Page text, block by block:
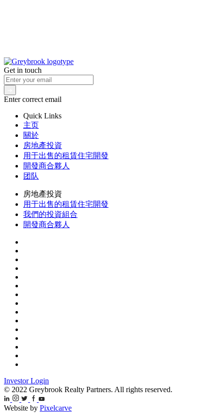
Get in touch
Enter correct email
Quick Links
主页
關於
房地產投資
用于出售的租賃住宅開發
開發商合夥人
团队
房地產投資
用于出售的租賃住宅開發
我們的投資組合
開發商合夥人
Investor Login
© 2022 Greybrook Realty Partners. All rights reserved.
Website by Pixelcarve